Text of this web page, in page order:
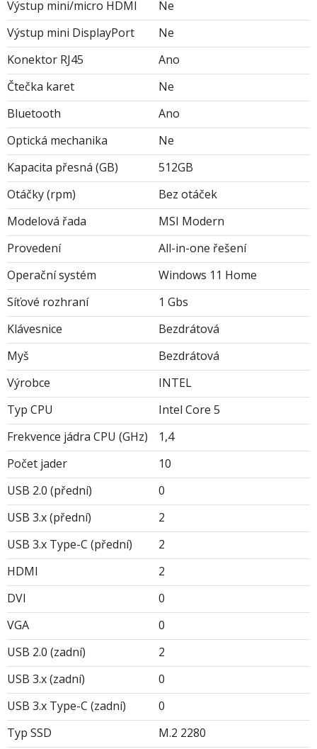
Výstup mini/micro HDMI
Ne
Výstup mini DisplayPort
Ne
Konektor RJ45
Ano
Čtečka karet
Ne
Bluetooth
Ano
Optická mechanika
Ne
Kapacita přesná (GB)
512GB
Otáčky (rpm)
Bez otáček
Modelová řada
MSI Modern
Provedení
All-in-one řešení
Operační systém
Windows 11 Home
Síťové rozhraní
1 Gbs
Klávesnice
Bezdrátová
Myš
Bezdrátová
Výrobce
INTEL
Typ CPU
Intel Core 5
Frekvence jádra CPU (GHz)
1,4
Počet jader
10
USB 2.0 (přední)
0
USB 3.x (přední)
2
USB 3.x Type-C (přední)
2
HDMI
2
DVI
0
VGA
0
USB 2.0 (zadní)
2
USB 3.x (zadní)
0
USB 3.x Type-C (zadní)
0
Typ SSD
M.2 2280